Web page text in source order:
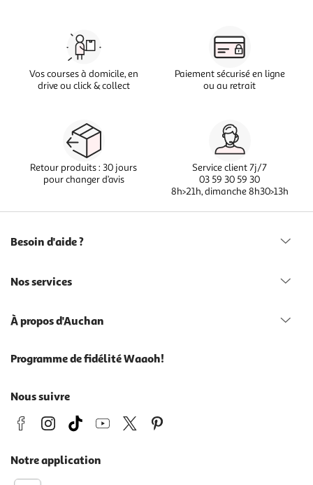
Vos courses à domicile, en
drive ou click & collect
Paiement sécurisé en ligne
ou au retrait
Retour produits : 30 jours
pour changer d’avis
Service client 7j/7
03 59 30 59 30
8h>21h, dimanche 8h30>13h
Besoin d'aide ?
Nos services
À propos d'Auchan
Programme de fidélité Waaoh!
Nous suivre
Notre application